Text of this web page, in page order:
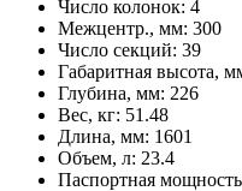
Число колонок: 4
Межцентр., мм: 300
Число секций: 39
Габаритная высота,
Глубина, мм: 226
Вес, кг: 51.48
Длина, мм: 1601
Объем, л: 23.4
Паспортная